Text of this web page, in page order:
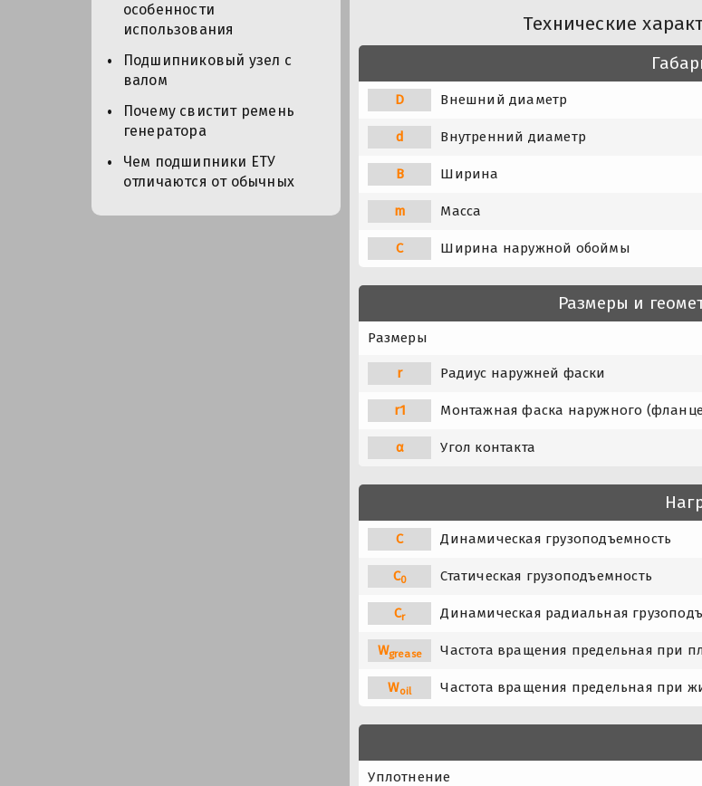
особенности
использования
Подшипниковый узел с
валом
Почему свистит ремень
генератора
Чем подшипники ЕТУ
отличаются от обычных
Технические
D Внешний диаметр
d Внутренний диаметр
B Ширина
m Масса
C Ширина наружной обоймы
Размеры и
Размеры
r Радиус наружней фаски
r1 Монтажная фаска наружного
α Угол контакта
C Динамическая грузоподъемность
C0 Статическая грузоподъемность
Cr Динамическая радиальная
Wgrease Частота вращения предельная при
Woil Частота вращения предельная при
Уплотнение